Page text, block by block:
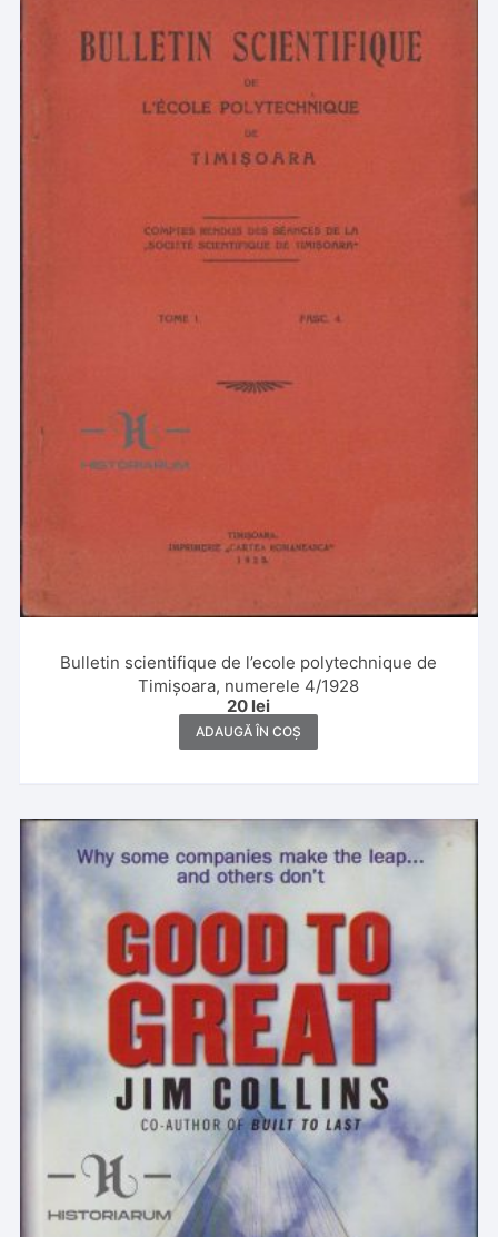
Bulletin scientifique de l’ecole polytechnique de
Timișoara, numerele 4/1928
20 lei
ADAUGĂ ÎN COȘ